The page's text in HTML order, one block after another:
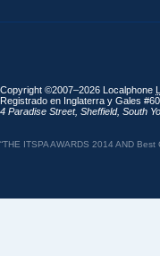
Copyright ©2007–2026 Localphone
Registrado en Inglaterra y Gales
4 Paradise Street, Sheffield, South
“THE ITSPA AWARDS 2014 AND